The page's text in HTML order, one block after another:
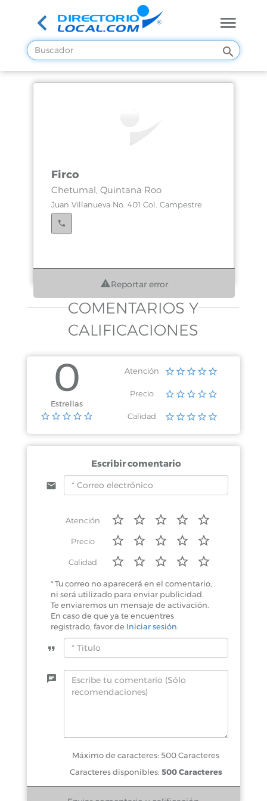
Firco
Chetumal, Quintana Roo
Juan Villanueva No. 401 Col. Campestre
Reportar error
COMENTARIOS Y
CALIFICACIONES
0
Estrellas
Atención
Precio
Calidad
Escribir comentario
Atención
Precio
Calidad
* Tu correo no aparecerá en el comentario,
ni será utilizado para enviar publicidad.
Te enviaremos un mensaje de activación.
En caso de que ya te encuentres
registrado, favor de Iniciar sesión.
Máximo de caracteres: 500 Caracteres
Caracteres disponibles: 500 Caracteres